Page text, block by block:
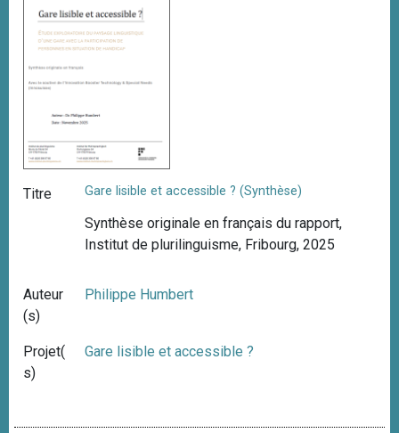
Titre Gare lisible et accessible ? (Synthèse)
Synthèse originale en français du rapport,
Institut de plurilinguisme, Fribourg, 2025
Auteur
(s)
Philippe Humbert
Projet(
s)
Gare lisible et accessible ?